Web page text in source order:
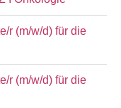
r (m/w/d) für die
r (m/w/d) für die